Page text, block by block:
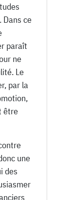
ce
paraît
ne
Le
par la
être
une
des